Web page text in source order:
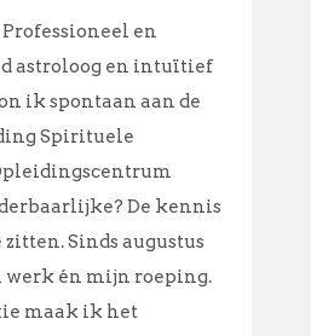
en
astroloog en intuïtief
ik spontaan aan de
Spirituele
De kennis
Sinds augustus
werk én mijn roeping.
maak ik het